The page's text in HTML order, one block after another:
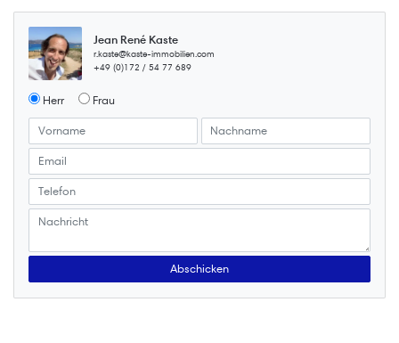
Jean René Kaste
r.kaste@kaste-immobilien.com
+49 (0)172 / 54 77 689
Herr Frau